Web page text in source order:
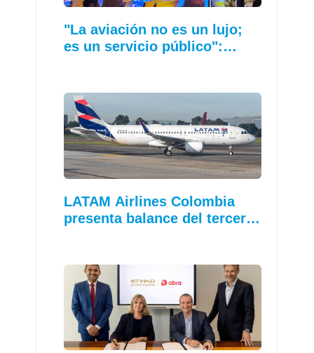
"La aviación no es un lujo;
es un servicio público":…
LATAM Airlines Colombia
presenta balance del tercer…